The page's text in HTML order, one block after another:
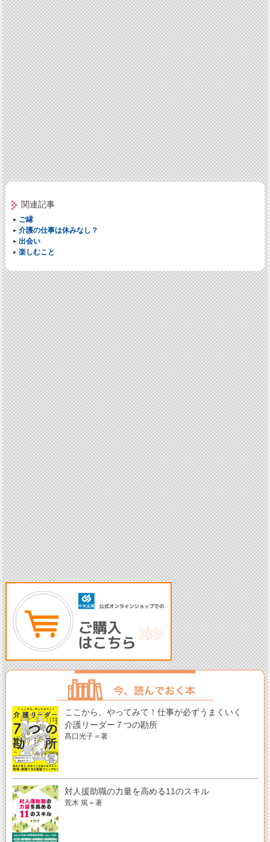
関連記事
ご縁
介護の仕事は休みなし？
出会い
楽しむこと
ここから、やってみて！仕事が必ずうまくいく
介護リーダー７つの勘所
髙口光子＝著
対人援助職の力量を高める11のスキル
荒木 篤＝著